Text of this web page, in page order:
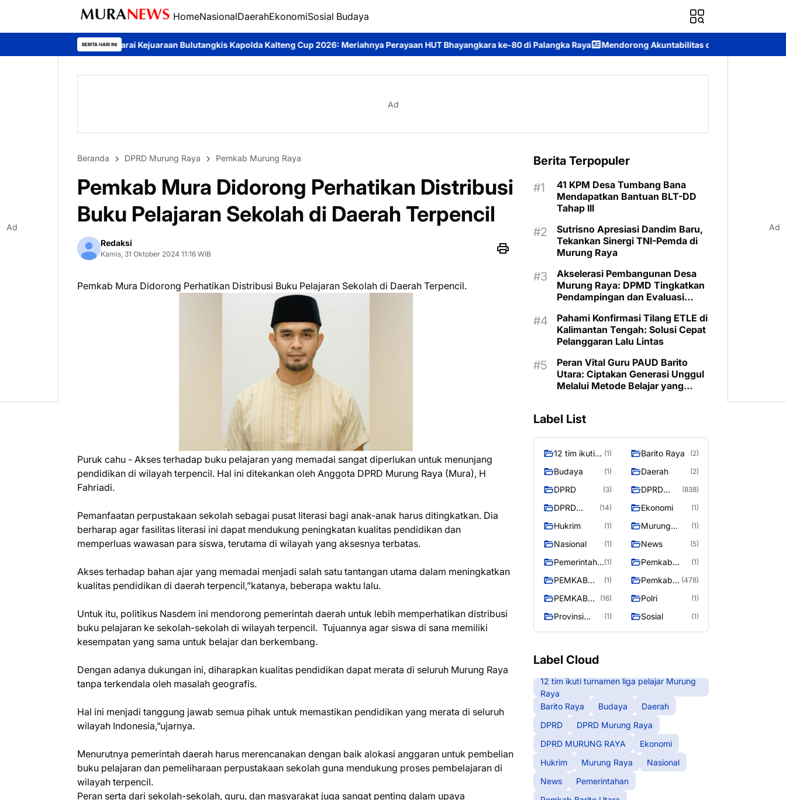
HomeNasionalDaerahEkonomiSosial Budaya
BERITA HARI INI
Kejuaraan Bulutangkis Kapolda Kalteng Cup 2026: Meriahnya Perayaan HUT Bhayangkara ke-80 di Palangka Raya Mendorong Akuntabilitas dan Transparansi: Polda Kalteng
Ad
Beranda DPRD Murung Raya Pemkab Murung Raya
Pemkab Mura Didorong Perhatikan Distribusi
Buku Pelajaran Sekolah di Daerah Terpencil
Redaksi
Kamis, 31 Oktober 2024 11:16 WIB
Pemkab Mura Didorong Perhatikan Distribusi Buku Pelajaran Sekolah di Daerah Terpencil.
Puruk cahu - Akses terhadap buku pelajaran yang memadai sangat diperlukan untuk menunjang
pendidikan di wilayah terpencil. Hal ini ditekankan oleh Anggota DPRD Murung Raya (Mura), H
Fahriadi.
Pemanfaatan perpustakaan sekolah sebagai pusat literasi bagi anak-anak harus ditingkatkan. Dia
berharap agar fasilitas literasi ini dapat mendukung peningkatan kualitas pendidikan dan
memperluas wawasan para siswa, terutama di wilayah yang aksesnya terbatas.
Akses terhadap bahan ajar yang memadai menjadi salah satu tantangan utama dalam meningkatkan
kualitas pendidikan di daerah terpencil,”katanya, beberapa waktu lalu.
Untuk itu, politikus Nasdem ini mendorong pemerintah daerah untuk lebih memperhatikan distribusi
buku pelajaran ke sekolah-sekolah di wilayah terpencil. Tujuannya agar siswa di sana memiliki
kesempatan yang sama untuk belajar dan berkembang.
Dengan adanya dukungan ini, diharapkan kualitas pendidikan dapat merata di seluruh Murung Raya
tanpa terkendala oleh masalah geografis.
Hal ini menjadi tanggung jawab semua pihak untuk memastikan pendidikan yang merata di seluruh
wilayah Indonesia,”ujarnya.
Menurutnya pemerintah daerah harus merencanakan dengan baik alokasi anggaran untuk pembelian
buku pelajaran dan pemeliharaan perpustakaan sekolah guna mendukung proses pembelajaran di
wilayah terpencil.
Peran serta dari sekolah-sekolah, guru, dan masyarakat juga sangat penting dalam upaya
Berita Terpopuler
41 KPM Desa Tumbang Bana
Mendapatkan Bantuan BLT-DD
Tahap III
Sutrisno Apresiasi Dandim Baru,
Tekankan Sinergi TNI-Pemda di
Murung Raya
Akselerasi Pembangunan Desa
Murung Raya: DPMD Tingkatkan
Pendampingan dan Evaluasi
Berkelanjutan
Pahami Konfirmasi Tilang ETLE di
Kalimantan Tengah: Solusi Cepat
Pelanggaran Lalu Lintas
Peran Vital Guru PAUD Barito
Utara: Ciptakan Generasi Unggul
Melalui Metode Belajar yang
Label List
12 tim ikuti
liga pelajar
Murung
Raya
(1) Barito Raya (2)
Budaya (1) Daerah (2)
DPRD (3)
DPRD
Raya
(838)
DPRD
RAYA
(14) Ekonomi (1)
Hukrim (1)
Murung
(1)
Nasional (1) News (5)
Pemerintaha (1)
Pemkab
Barito Utara
(1)
PEMKAB
RAYA
(1)
Pemkab
Raya
(478)
PEMKAB
RAYA
(16) Polri (1)
Provinsi
(1) Sosial (1)
Label Cloud
12 tim ikuti turnamen liga pelajar Murung
Raya
Barito Raya
Budaya
Daerah
DPRD
DPRD Murung Raya
DPRD MURUNG RAYA
Ekonomi
Hukrim
Murung Raya
Nasional
News
Pemerintahan
Ad Ad